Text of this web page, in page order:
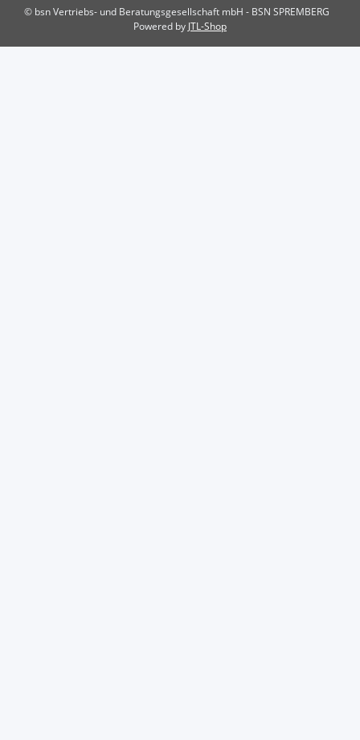
© bsn Vertriebs- und Beratungsgesellschaft mbH - BSN SPREMBERG
Powered by JTL-Shop